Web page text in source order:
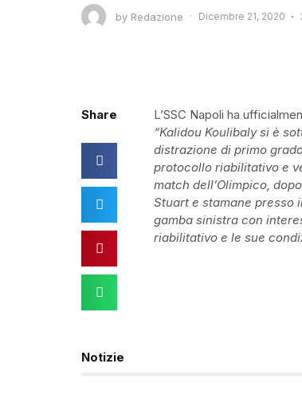
by Redazione · Dicembre 21, 2020
Share
L’SSC Napoli ha
“Kalidou Koulibaly si è
distrazione di primo
protocollo riabilitativo e
match dell’Olimpico,
Stuart e stamane presso
gamba sinistra con
riabilitativo e le sue
Notizie